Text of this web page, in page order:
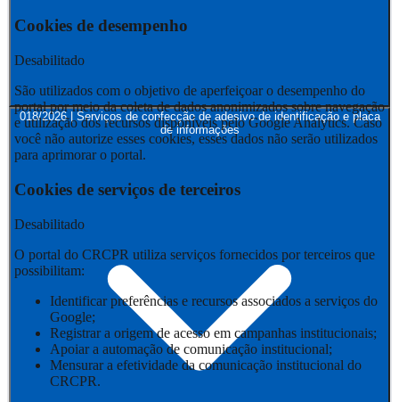
018/2026 | Serviços de confecção de adesivo de identificação e placa
de informações
Cookies de desempenho
Desabilitado
São utilizados com o objetivo de aperfeiçoar o desempenho do
portal por meio da coleta de dados anonimizados sobre navegação
e utilização dos recursos disponíveis pelo Google Analytics. Caso
você não autorize esses cookies, esses dados não serão utilizados
para aprimorar o portal.
Cookies de serviços de terceiros
Desabilitado
O portal do CRCPR utiliza serviços fornecidos por terceiros que
possibilitam:
Identificar preferências e recursos associados a serviços do
Google;
Registrar a origem de acesso em campanhas institucionais;
Apoiar a automação de comunicação institucional;
Mensurar a efetividade da comunicação institucional do
CRCPR.